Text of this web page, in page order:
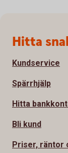
Sidfot
Hitta
Kundservice
Spärrhjälp
Hitta
Bli kund
Priser, räntor